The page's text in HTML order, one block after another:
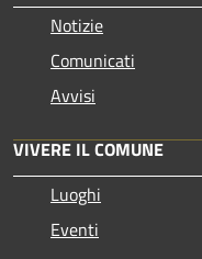
Notizie
Comunicati
Avvisi
VIVERE IL COMUNE
Luoghi
Eventi